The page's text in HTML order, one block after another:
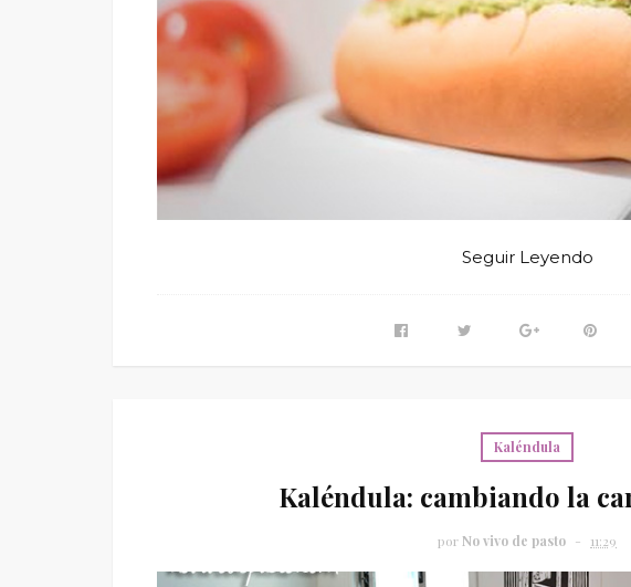
Seguir Leyendo
Kaléndula
Kaléndula: cambiando la
por No vivo de pasto 11:29